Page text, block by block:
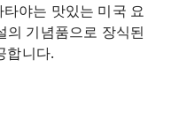
야는 맛있는 미국 요
의 기념품으로 장식된
합니다.